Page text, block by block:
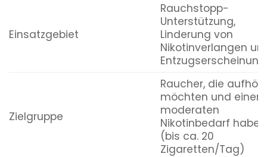
Einsatzgebiet
Rauchstopp-
Unterstützung,
Linderung von
Nikotinverlangen
Zielgruppe
Raucher, die
möchten und einen
moderaten
Nikotinbedarf haben
(bis ca. 20
Zigaretten/Tag)